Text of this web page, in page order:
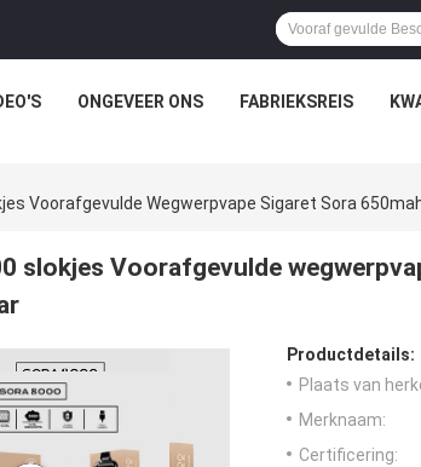
ONGEVEER ONS FABRIEKSREIS
Voorafgevulde Wegwerpvape Sigaret Sora
slokjes Voorafgevulde
Productdetails:
Plaats van
Merknaam:
Certificering: